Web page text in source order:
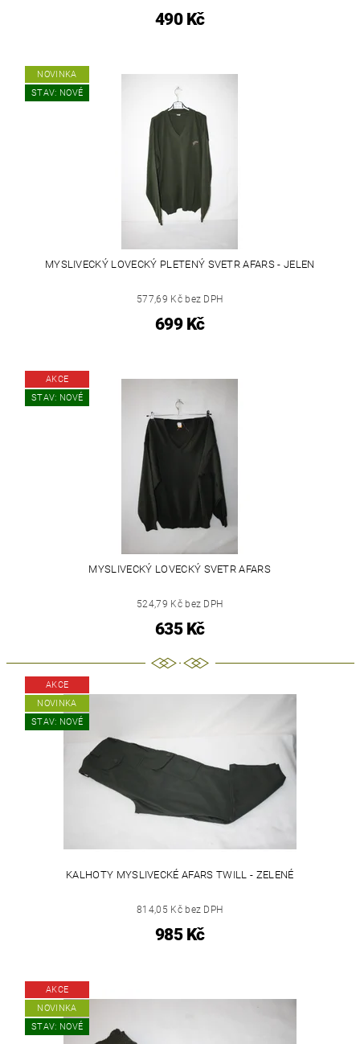
490 Kč
NOVINKA
STAV: NOVÉ
MYSLIVECKÝ LOVECKÝ PLETENÝ SVETR AFARS - JELEN
577,69 Kč bez DPH
699 Kč
AKCE
STAV: NOVÉ
MYSLIVECKÝ LOVECKÝ SVETR AFARS
524,79 Kč bez DPH
635 Kč
AKCE
NOVINKA
STAV: NOVÉ
KALHOTY MYSLIVECKÉ AFARS TWILL - ZELENÉ
814,05 Kč bez DPH
985 Kč
AKCE
NOVINKA
STAV: NOVÉ